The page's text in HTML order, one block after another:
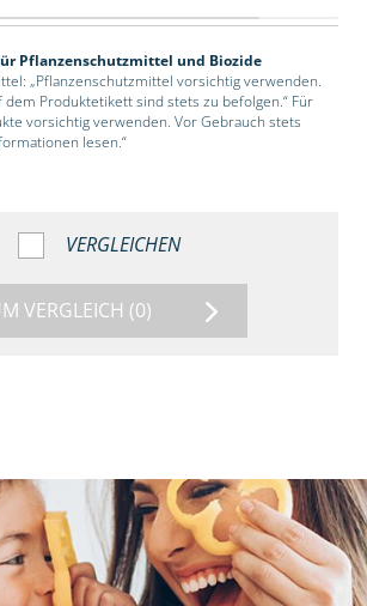
Pflanzenschutzmittel und Biozide
„Pflanzenschutzmittel vorsichtig verwenden.
Produktetikett sind stets zu befolgen.“ Für
vorsichtig verwenden. Vor Gebrauch stets
lesen.“
VERGLEICHEN
VERGLEICH (0)